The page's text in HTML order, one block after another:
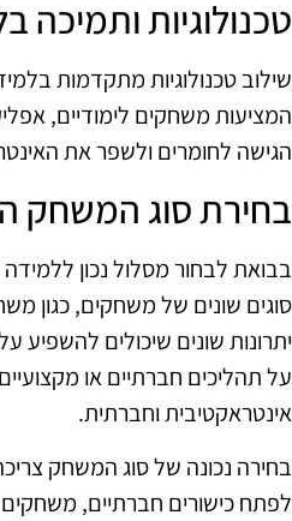
טכנולוגיות ותמיכה
שילוב טכנולוגיות מתקדמות
המציעות משחקים לימודיים,
הגישה לחומרים ולשפר את
בחירת סוג המשחק
בבואת לבחור מסלול נכון
סוגים שונים של משחקים, כגון
יתרונות שונים שיכולים
על תהליכים חברתיים או
אינטראקטיבית וחברתית.
בחירה נכונה של סוג המשחק
לפתח כישורים חברתיים, משחקים